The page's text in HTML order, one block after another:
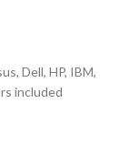
Dell, HP, IBM,
included